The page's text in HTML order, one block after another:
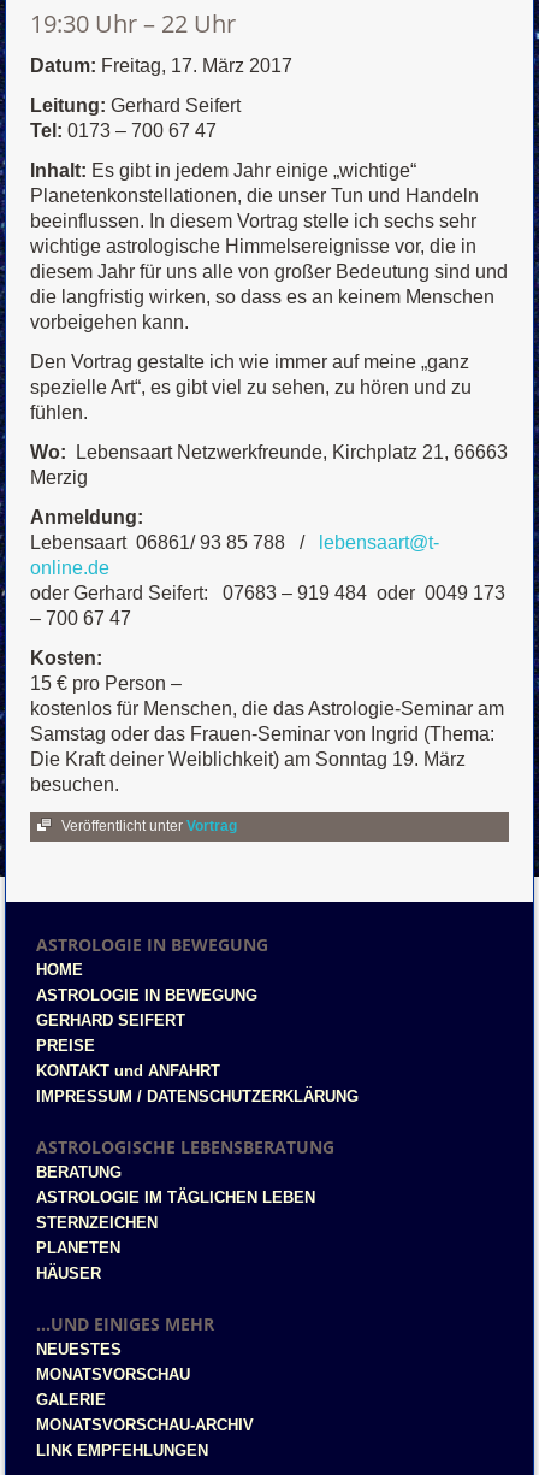
19:30 Uhr – 22 Uhr
Datum: Freitag, 17. März 2017
Leitung: Gerhard Seifert
Tel: 0173 – 700 67 47
Inhalt: Es gibt in jedem Jahr einige „wichtige“
Planetenkonstellationen, die unser Tun und Handeln
beeinflussen. In diesem Vortrag stelle ich sechs sehr
wichtige astrologische Himmelsereignisse vor, die in
diesem Jahr für uns alle von großer Bedeutung sind und
die langfristig wirken, so dass es an keinem Menschen
vorbeigehen kann.
Den Vortrag gestalte ich wie immer auf meine „ganz
spezielle Art“, es gibt viel zu sehen, zu hören und zu
fühlen.
Wo:
Lebensaart Netzwerkfreunde, Kirchplatz 21, 66663
Merzig
Anmeldung:
Lebensaart 06861/ 93 85 788 /
lebensaart@t-
online.de
oder Gerhard Seifert: 07683 – 919 484 oder 0049 173
– 700 67 47
Kosten:
15 € pro Person –
kostenlos für Menschen, die das Astrologie-Seminar am
Samstag oder das Frauen-Seminar von Ingrid (Thema:
Die Kraft deiner Weiblichkeit) am Sonntag 19. März
besuchen.
Veröffentlicht unter Vortrag
ASTROLOGIE IN BEWEGUNG
HOME
ASTROLOGIE IN BEWEGUNG
GERHARD SEIFERT
PREISE
KONTAKT und ANFAHRT
IMPRESSUM / DATENSCHUTZERKLÄRUNG
ASTROLOGISCHE LEBENSBERATUNG
BERATUNG
ASTROLOGIE IM TÄGLICHEN LEBEN
STERNZEICHEN
PLANETEN
HÄUSER
...UND EINIGES MEHR
NEUESTES
MONATSVORSCHAU
GALERIE
MONATSVORSCHAU-ARCHIV
LINK EMPFEHLUNGEN